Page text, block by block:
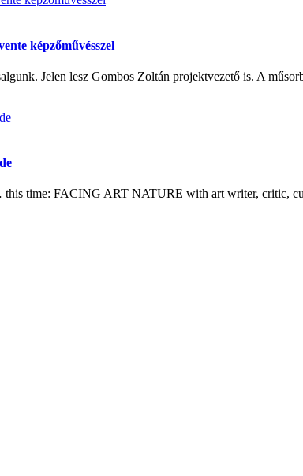
képzőművésszel
Jelen lesz Gombos Zoltán projektvezető is. A
time: FACING ART NATURE with art writer, critic,